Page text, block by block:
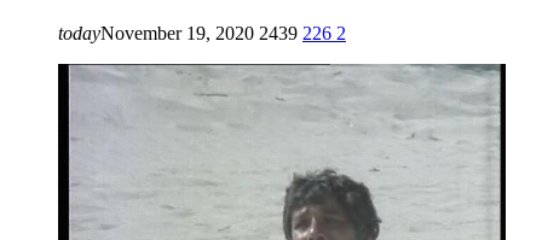
todayNovember 19, 2020 2439 226 2